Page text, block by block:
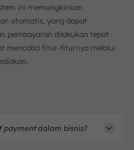
ini memungkinkan
otomatis, yang dapat
pembayaran dilakukan tepat
mencoba fitur-fiturnya melalui
paymentdalam bisnis?